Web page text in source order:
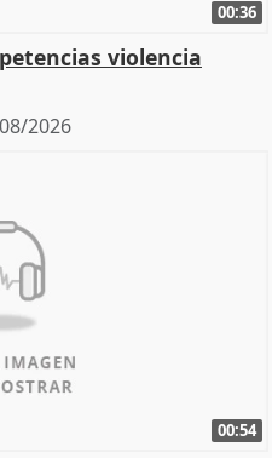
00:36
violencia
2026
00:54